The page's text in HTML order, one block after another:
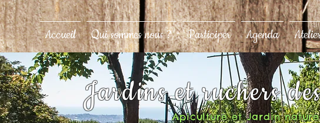
Accueil Qui sommes nous ? Participer Agenda
Jardins et ruchers
Apiculture et Jardin